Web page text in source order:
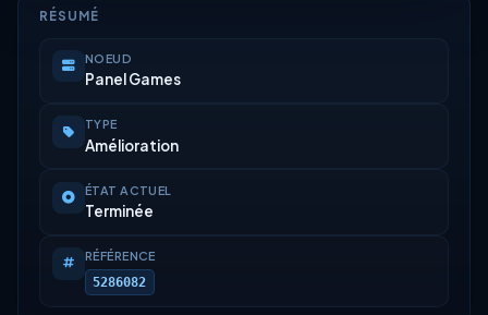
RÉSUMÉ
NOEUD
Panel Games
TYPE
Amélioration
ÉTAT ACTUEL
Terminée
RÉFÉRENCE
5286082